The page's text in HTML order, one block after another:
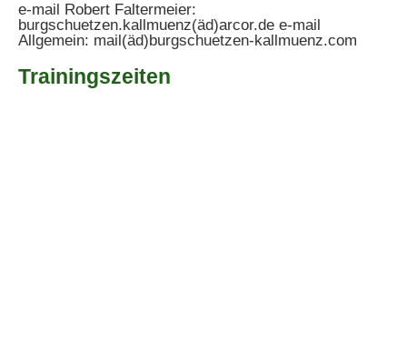
e-mail Robert Faltermeier:
burgschuetzen.kallmuenz(äd)arcor.de e-mail
Allgemein: mail(äd)burgschuetzen-kallmuenz.com
Trainingszeiten